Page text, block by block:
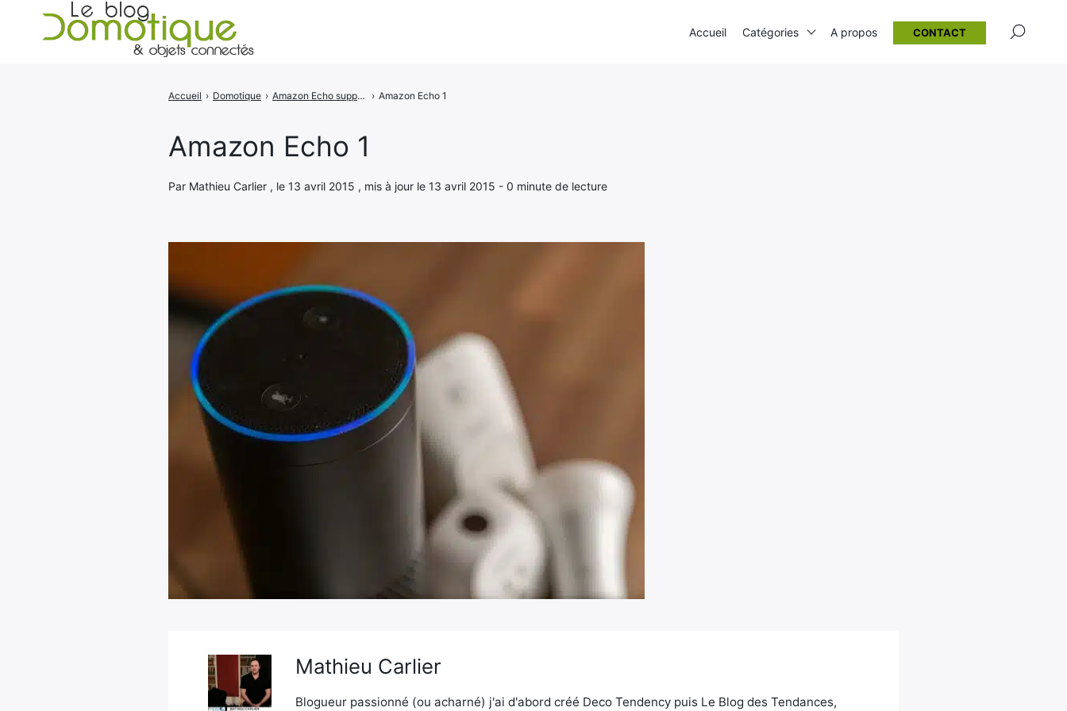
Amazon Echo 1
Par Mathieu Carlier , le 13 avril 2015 , mis à jour le 13 avril 2015 - 0 minute de lecture
Accueil › Domotique › Amazon Echo supporte désormais WeMo et Hue › Amazon Echo 1
Mathieu Carlier
Blogueur passionné (ou acharné) j'ai d'abord créé Deco Tendency puis Le Blog des Tendances,
Accueil Catégories A propos CONTACT
Rechercher